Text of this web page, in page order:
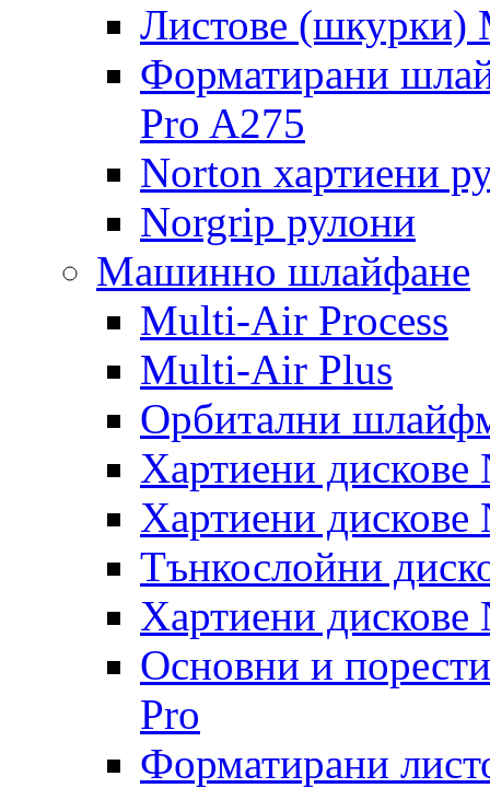
Листове
Форматирани
Pro A275
Norton хартиени
Norgrip рулони
Машинно шлайфане
Multi-Air Process
Multi-Air Plus
Орбитални
Хартиени
Хартиени
Тънкослойни
Хартиени
Основни и
Pro
Форматирани